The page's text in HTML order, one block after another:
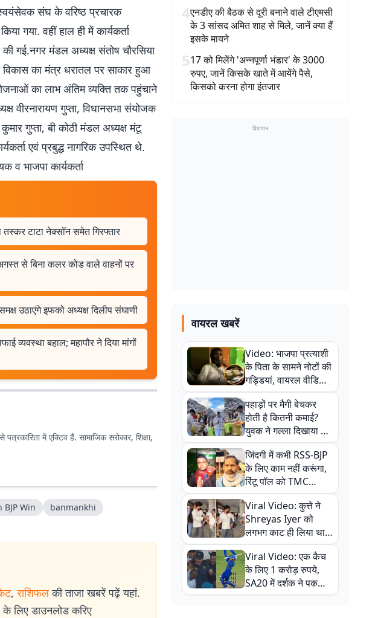
स्वयंसेवक संघ के वरिष्ठ प्रचारक
गया. वहीं हाल ही में कार्यकर्ता
गई.नगर मंडल अध्यक्ष संतोष चौरसिया
का मंत्र धरातल पर साकार हुआ
का लाभ अंतिम व्यक्ति तक पहुंचाने
वीरनारायण गुप्ता, विधानसभा संयोजक
गुप्ता, बी कोठी मंडल अध्यक्ष मंटू
एवं प्रबुद्ध नागरिक उपस्थित थे.
व भाजपा कार्यकर्ता
टाटा नेक्सॉन समेत गिरफ्तार
से बिना कलर कोड वाले वाहनों पर
उठाएंगे इफको अध्यक्ष दिलीप संघाणी
व्यवस्था बहाल; महापौर ने दिया मांगों
में एक्टिव हैं. सामाजिक सरोकार, शिक्षा,
Win
banmankhi
, राशिफल की ताजा खबरें पढ़ें यहां.
लिए डाउनलोड करिए
4एनडीए की बैठक से दूरी बनाने वाले टीएमसी
के 3 सांसद अमित शाह से मिले, जानें क्या हैं
इसके मायने
517 को मिलेंगे 'अन्नपूर्णा भंडार' के 3000
रुपए, जानें किसके खाते में आयेंगे पैसे,
किसको करना होगा इंतजार
विज्ञापन
वायरल खबरें
Video: भाजपा प्रत्याशी
के पिता के सामने नोटों की
गड्डियां, वायरल वीडियो
से राजनीति में उबाल,
अजित महतो बोले- TMC
की गंदी चाल
पहाड़ों पर मैगी बेचकर
होती है कितनी कमाई?
युवक ने गल्ला दिखाया तो
नौकरी वालों के खड़े हो गए
कान
जिंदगी में कभी RSS-BJP
के लिए काम नहीं करूंगा,
रिंटू पॉल को TMC
ऑफिस में ले जाकर पीटा,
Video वायरल
Viral Video: कुत्ते ने
Shreyas Iyer को
लगभग काट ही लिया था,
न्यूजीलैंड सीरीज से पहले
बाल-बाल बचे
Viral Video: एक कैच
के लिए 1 करोड़ रुपये,
SA20 में दर्शक ने पकड़ा
एक हाथ से गजब का कैच